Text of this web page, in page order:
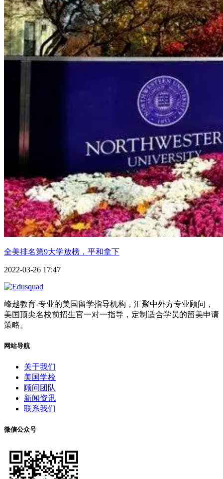
全美排名第9大学放榜，平和拿下
2022-03-26 17:47
峰越教育-专业的美国留学指导机构，汇聚中外方专业顾问，
美国顶尖名校前招生官一对一指导，定制适合学员的留美申请
策略。
网站导航
关于我们
美国学校
顾问团队
新闻资讯
联系我们
微信公众号